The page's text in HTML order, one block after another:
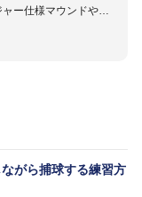
ー仕様マウンドやト
生からプロ野球選手
がら捕球する練習方